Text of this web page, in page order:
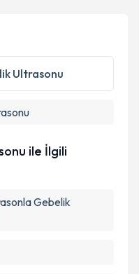
ilişkin
verilerimin belirtilen
ediyorum.
Ultrasonu
ile İlgili
Gebelik